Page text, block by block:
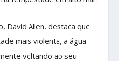
David Allen, destaca que
mais violenta, a água
voltando ao seu